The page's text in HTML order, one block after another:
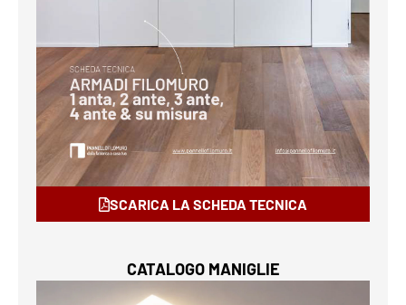
SCARICA LA SCHEDA TECNICA
CATALOGO MANIGLIE